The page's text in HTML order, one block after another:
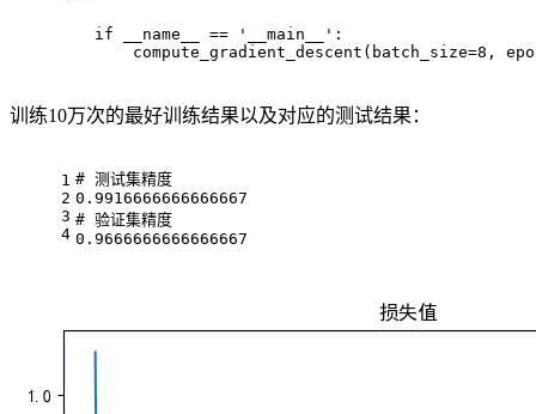
if __name__ == '__main__':
compute_gradient_descent(batch_size=8,
训练10万次的最好训练结果以及对应的测试结果：
1
2
3
4
# 测试集精度
0.9916666666666667
# 验证集精度
0.9666666666666667